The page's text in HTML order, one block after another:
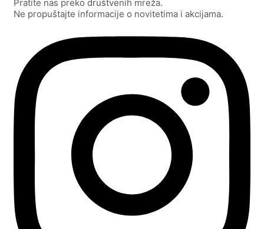
Pratite nas preko društvenih mreža.
Ne propuštajte informacije o novitetima i akcijama.